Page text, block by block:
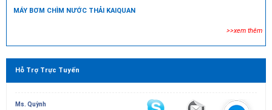
MÁY BƠM CHÌM NƯỚC THẢI KAIQUAN
>>xem thêm
Hỗ Trợ Trực Tuyến
Ms. Quỳnh